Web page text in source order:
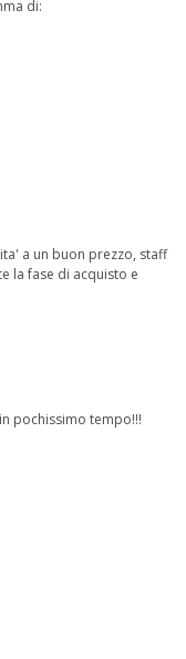
di:
a un buon prezzo, staff
la fase di acquisto e
pochissimo tempo!!!